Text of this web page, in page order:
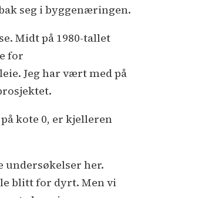
seg i byggenæringen.
Midt på 1980-tallet
for
Jeg har vært med på
kote 0, er kjelleren
undersøkelser her.
blitt for dyrt. Men vi